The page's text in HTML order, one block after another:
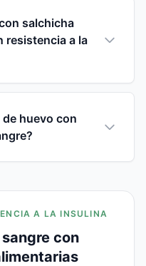
salchicha
resistencia a la
huevo con
A LA INSULINA
con